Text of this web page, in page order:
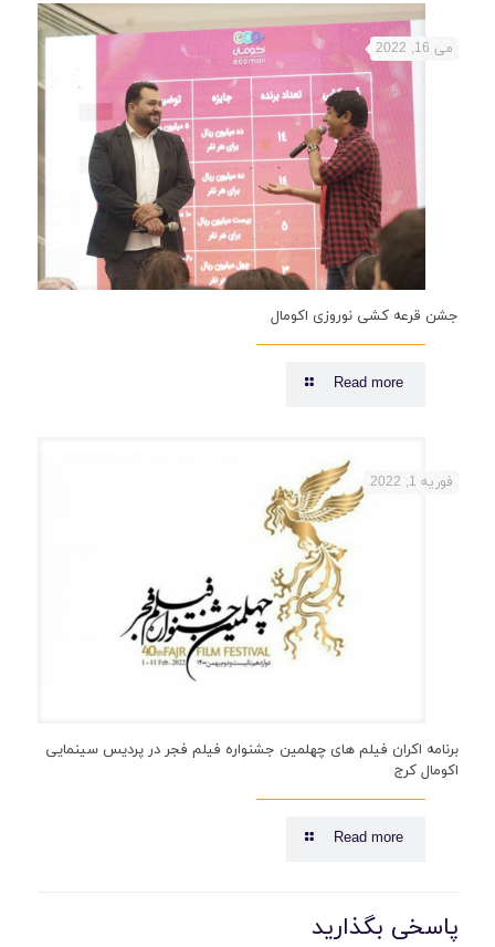
می 16, 2022
جشن قرعه کشی نوروزی اکومال
Read more
فوریه 1, 2022
برنامه اکران فیلم های چهلمین جشنواره فیلم فجر در پردیس سینمایی
اکومال کرج
Read more
پاسخی بگذارید